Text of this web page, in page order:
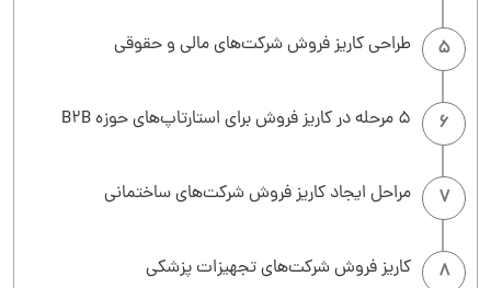
5 طراحی کاریز فروش شرکت‌های مالی و حقوقی
6 5 مرحله در کاریز فروش برای استارتاپ‌های حوزه B2B
7 مراحل ایجاد کاریز فروش شرکت‌های ساختمانی
8 کاریز فروش شرکت‌های تجهیزات پزشکی